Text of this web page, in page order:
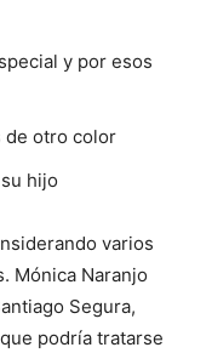
y por esos
de otro color
hijo
varios
Mónica Naranjo
Segura,
podría tratarse